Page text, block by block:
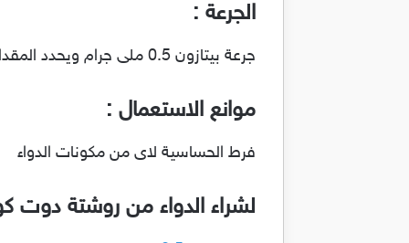
الجرعة :
جرعة بيتازون 0.5 ملى جرام ويحدد المقدار اليومية والاسبوعية الطبيب المعالج
موانع الاستعمال :
فرط الحساسية لاى من مكونات الدواء
لشراء الدواء من روشتة دوت